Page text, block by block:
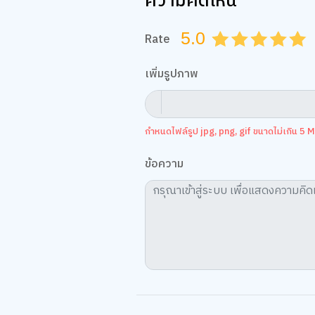
Rate 5.0 4.5
4.0
3.5
3.0
2.5
2.0
1.5
1.0
0.5
เพิ่มรูปภาพ
กำหนดไฟล์รูป jpg, png, gif ขนาดไม่เกิน 5
ข้อความ